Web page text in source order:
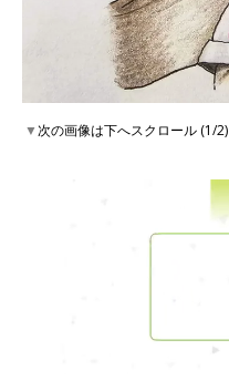
▼次の画像は下へスクロール (1/2)